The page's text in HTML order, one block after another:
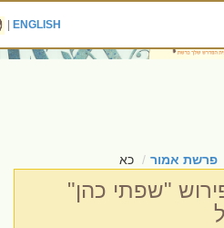
ENGLISH
|
אמור כא
"שפתי כהן"